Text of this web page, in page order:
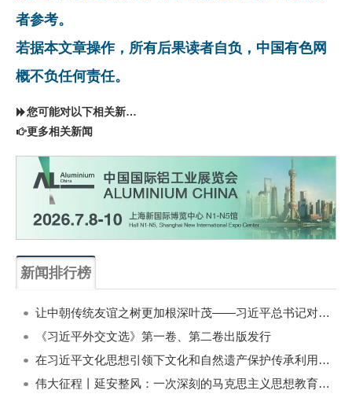
者参考。
若据本文章操作，所有后果读者自负，中国有色网
概不负任何责任。
您可能对以下相关新闻同样感兴趣
更多相关新闻
新闻排行榜
让中朝传统友谊之树更加根深叶茂——习近平总书记对朝鲜进行国事访问纪实
《习近平外交文选》第一卷、第二卷出版发行
在习近平文化思想引领下文化和自然遗产保护传承利用工作开创新局面
伟大征程丨延安整风：一次深刻的马克思主义思想教育运动